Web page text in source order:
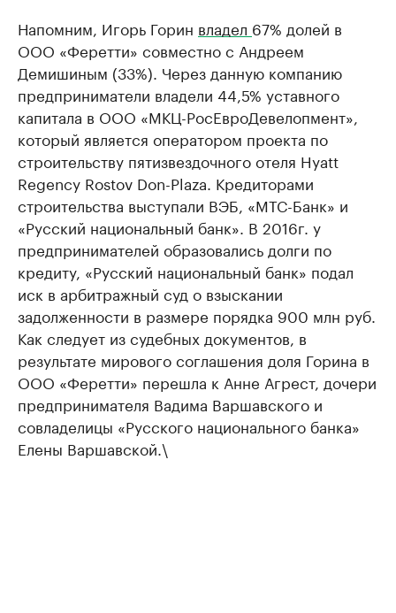
Напомним, Игорь Горин владел 67% долей в
ООО «Феретти» совместно с Андреем
Демишиным (33%). Через данную компанию
предприниматели владели 44,5% уставного
капитала в ООО «МКЦ-РосЕвроДевелопмент»,
который является оператором проекта по
строительству пятизвездочного отеля Hyatt
Regency Rostov Don-Plaza. Кредиторами
строительства выступали ВЭБ, «МТС-Банк» и
«Русский национальный банк». В 2016г. у
предпринимателей образовались долги по
кредиту, «Русский национальный банк» подал
иск в арбитражный суд о взыскании
задолженности в размере порядка 900 млн руб.
Как следует из судебных документов, в
результате мирового соглашения доля Горина в
ООО «Феретти» перешла к Анне Агрест, дочери
предпринимателя Вадима Варшавского и
совладелицы «Русского национального банка»
Елены Варшавской.\